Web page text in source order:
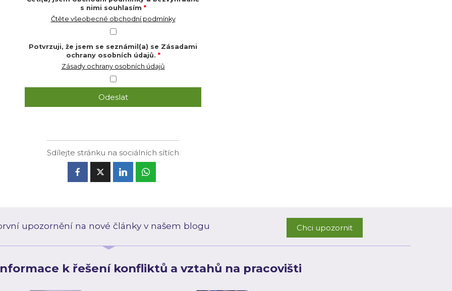
s nimi souhlasím *
Čtěte všeobecné obchodní podmínky
Potvrzuji, že jsem se seznámil(a) se Zásadami
ochrany osobních údajů. *
Zásady ochrany osobních údajů
Sdílejte stránku na sociálních sítích
upozornění na nové články v našem blogu Chci upozornit
k řešení konfliktů a vztahů na pracovišti